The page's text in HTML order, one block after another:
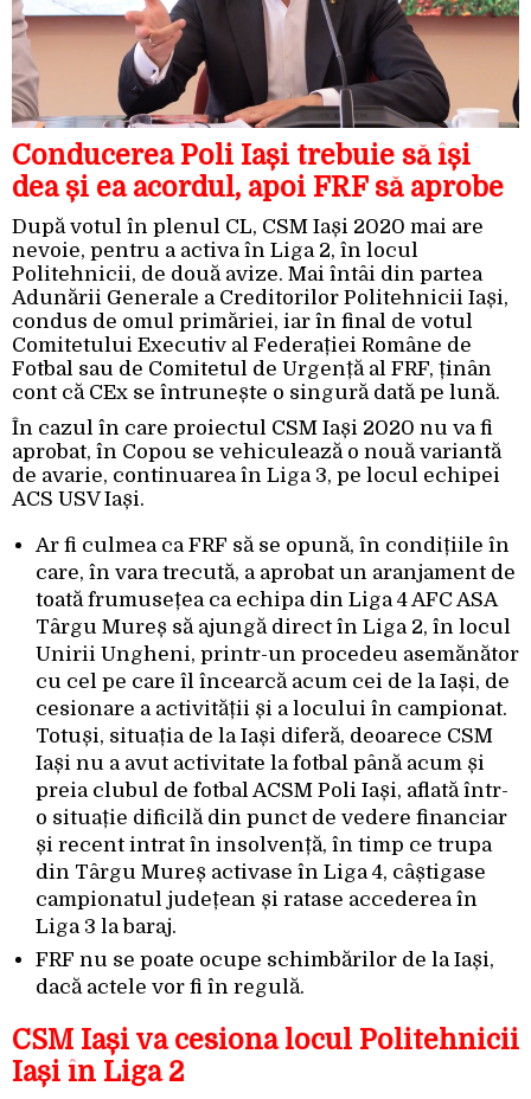
Conducerea Poli Iași trebuie să își
dea și ea acordul, apoi FRF să aprobe
După votul în plenul CL, CSM Iași 2020 mai are
nevoie, pentru a activa în Liga 2, în locul
Politehnicii, de două avize. Mai întâi din partea
Adunării Generale a Creditorilor Politehnicii Iași,
condus de omul primăriei, iar în final de votul
Comitetului Executiv al Federației Române de
Fotbal sau de Comitetul de Urgență al FRF, ținân
cont că CEx se întrunește o singură dată pe lună.
În cazul în care proiectul CSM Iași 2020 nu va fi
aprobat, în Copou se vehiculează o nouă variantă
de avarie, continuarea în Liga 3, pe locul echipei
ACS USV Iași.
Ar fi culmea ca FRF să se opună, în condițiile în
care, în vara trecută, a aprobat un aranjament de
toată frumusețea ca echipa din Liga 4 AFC ASA
Târgu Mureș să ajungă direct în Liga 2, în locul
Unirii Ungheni, printr-un procedeu asemănător
cu cel pe care îl încearcă acum cei de la Iași, de
cesionare a activității și a locului în campionat.
Totuși, situația de la Iași diferă, deoarece CSM
Iași nu a avut activitate la fotbal până acum și
preia clubul de fotbal ACSM Poli Iași, aflată într-
o situație dificilă din punct de vedere financiar
și recent intrat în insolvență, în timp ce trupa
din Târgu Mureș activase în Liga 4, câștigase
campionatul județean și ratase accederea în
Liga 3 la baraj.
FRF nu se poate ocupe schimbărilor de la Iași,
dacă actele vor fi în regulă.
CSM Iași va cesiona locul Politehnicii
Iași în Liga 2